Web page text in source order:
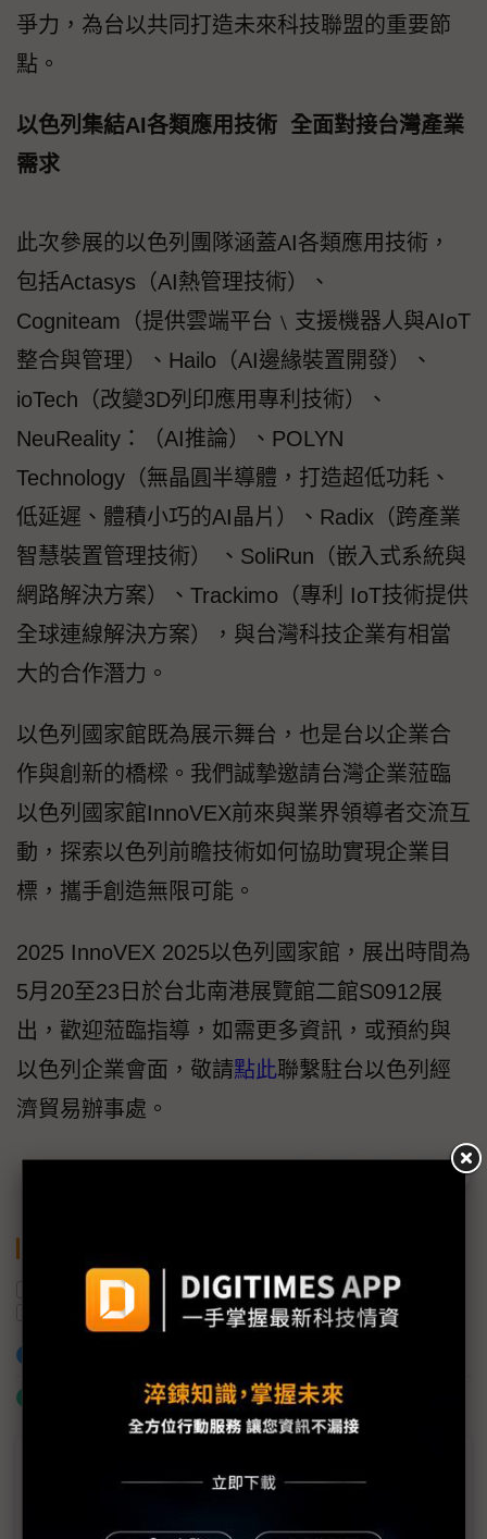
爭力，為台以共同打造未來科技聯盟的重要節
點。
以色列集結AI各類應用技術 全面對接台灣產業
需求
此次參展的以色列團隊涵蓋AI各類應用技術，
包括Actasys（AI熱管理技術）、
Cogniteam（提供雲端平台﹨支援機器人與AIoT
整合與管理）、Hailo（AI邊緣裝置開發）、
ioTech（改變3D列印應用專利技術）、
NeuReality：（AI推論）、POLYN
Technology（無晶圓半導體，打造超低功耗、
低延遲、體積小巧的AI晶片）、Radix（跨產業
智慧裝置管理技術） 、SoliRun（嵌入式系統與
網路解決方案）、Trackimo（專利 IoT技術提供
全球連線解決方案），與台灣科技企業有相當
大的合作潛力。
以色列國家館既為展示舞台，也是台以企業合
作與創新的橋樑。我們誠摯邀請台灣企業蒞臨
以色列國家館InnoVEX前來與業界領導者交流互
動，探索以色列前瞻技術如何協助實現企業目
標，攜手創造無限可能。
2025 InnoVEX 2025以色列國家館，展出時間為
5月20至23日於台北南港展覽館二館S0912展
出，歡迎蒞臨指導，如需更多資訊，或預約與
以色列企業會面，敬請點此聯繫駐台以色列經
濟貿易辦事處。
AI晶片 新創企業 半導體產業
AI
什麼是「關鍵字追蹤」